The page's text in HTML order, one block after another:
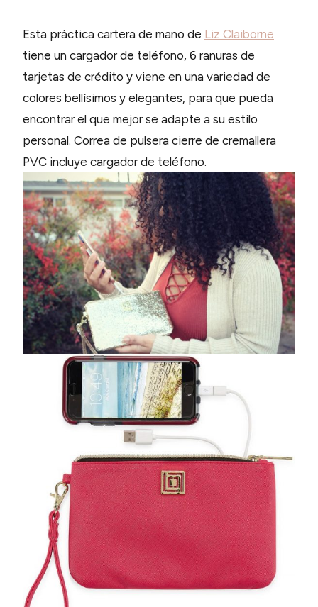
Esta práctica cartera de mano de Liz Claiborne
tiene un cargador de teléfono, 6 ranuras de
tarjetas de crédito y viene en una variedad de
colores bellísimos y elegantes, para que pueda
encontrar el que mejor se adapte a su estilo
personal. Correa de pulsera cierre de cremallera
PVC incluye cargador de teléfono.